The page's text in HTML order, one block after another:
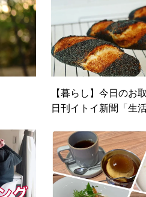
【暮らし】今日のお
日刊イトイ新聞「生